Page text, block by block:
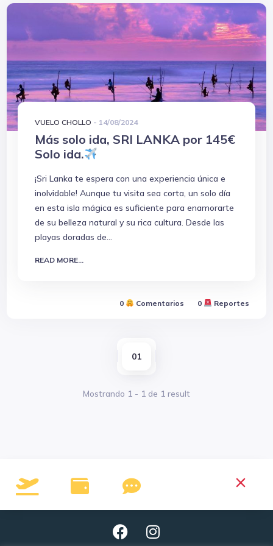
VUELO CHOLLO - 14/08/2024
Más solo ida, SRI LANKA por 145€
Solo ida.
¡Sri Lanka te espera con una experiencia única e
inolvidable! Aunque tu visita sea corta, un solo día
en esta isla mágica es suficiente para enamorarte
de su belleza natural y su rica cultura. Desde las
playas doradas de...
READ MORE...
0 Comentarios 0 Reportes
01
Mostrando 1 - 1 de 1 result